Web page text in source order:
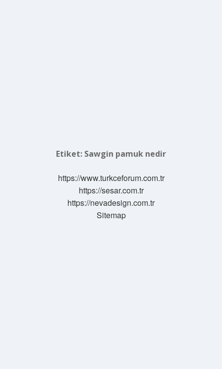
Etiket: Sawgin pamuk nedir
https://www.turkceforum.com.tr
https://sesar.com.tr
https://nevadesign.com.tr
Sitemap